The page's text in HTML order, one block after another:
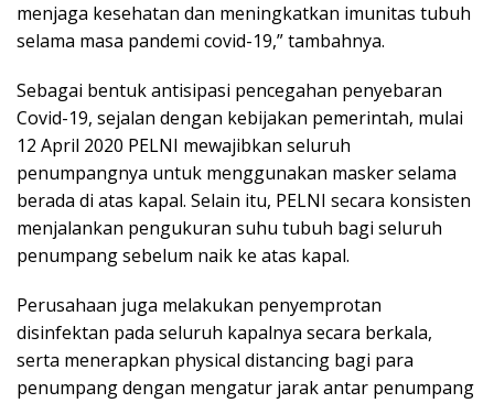
menjaga kesehatan dan meningkatkan imunitas tubuh
selama masa pandemi covid-19,” tambahnya.
Sebagai bentuk antisipasi pencegahan penyebaran
Covid-19, sejalan dengan kebijakan pemerintah, mulai
12 April 2020 PELNI mewajibkan seluruh
penumpangnya untuk menggunakan masker selama
berada di atas kapal. Selain itu, PELNI secara konsisten
menjalankan pengukuran suhu tubuh bagi seluruh
penumpang sebelum naik ke atas kapal.
Perusahaan juga melakukan penyemprotan
disinfektan pada seluruh kapalnya secara berkala,
serta menerapkan physical distancing bagi para
penumpang dengan mengatur jarak antar penumpang